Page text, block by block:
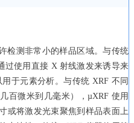
检测非常小的样品区域。与传统
过使用直接 X 射线激发来诱导来
于元素分析。与传统 XRF 不同
百微米到几毫米），µXRF 使用
或将激发光束聚焦到样品表面上